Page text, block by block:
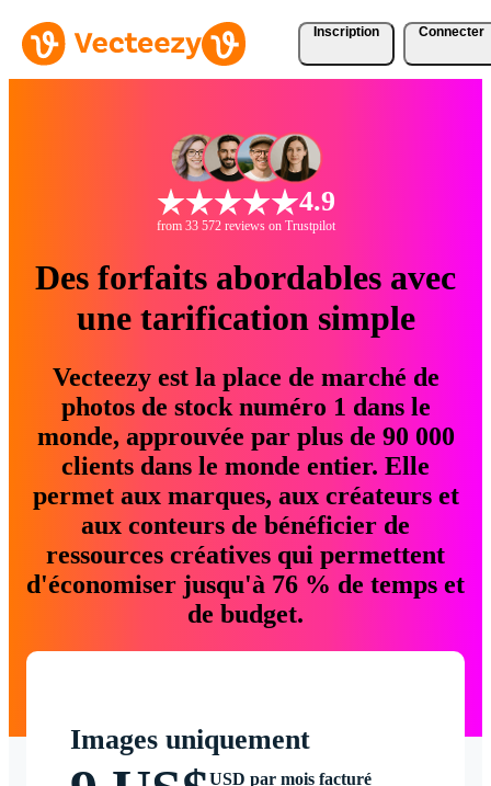
Inscription Connecter
4.9
from 33 572 reviews on Trustpilot
Des forfaits abordables avec
une tarification simple
Vecteezy est la place de marché de
photos de stock numéro 1 dans le
monde, approuvée par plus de 90 000
clients dans le monde entier. Elle
permet aux marques, aux créateurs et
aux conteurs de bénéficier de
ressources créatives qui permettent
d'économiser jusqu'à 76 % de temps et
de budget.
Images uniquement
USD par mois facturé